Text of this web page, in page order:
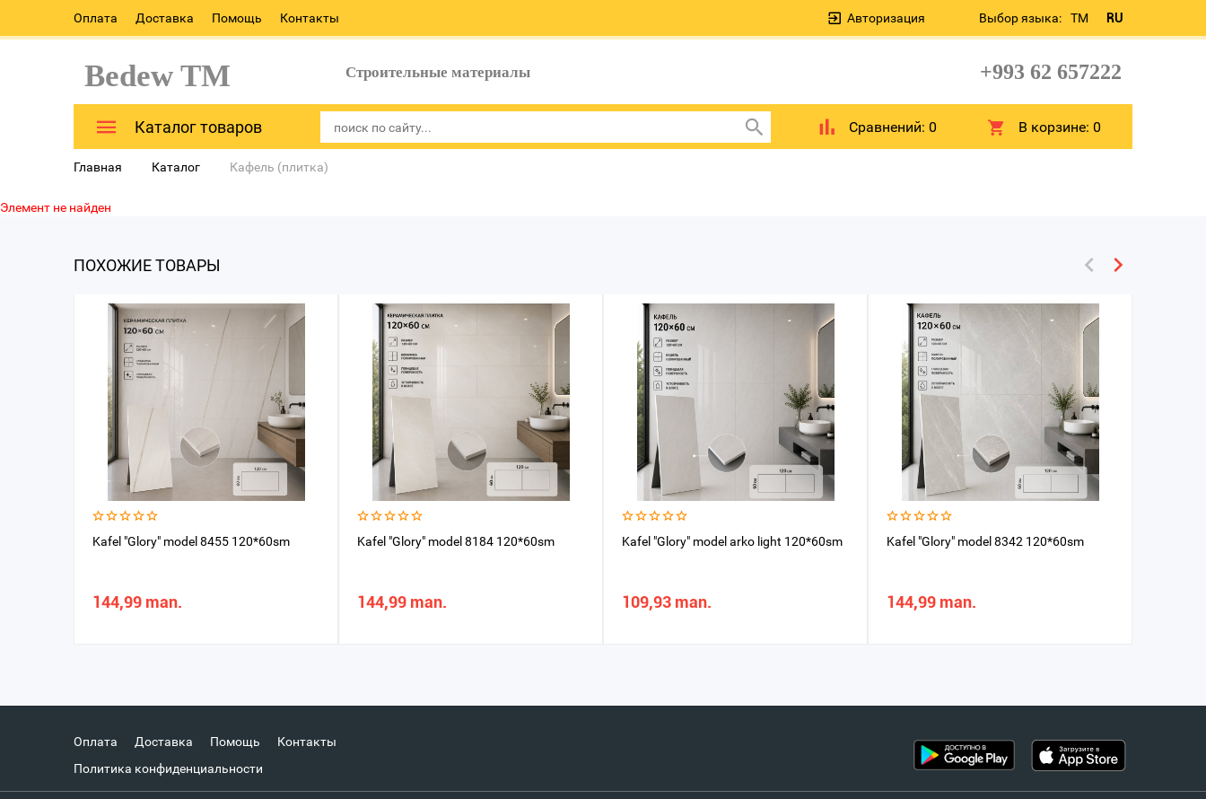
Оплата Доставка Помощь Контакты Выбор языка: TM RU
Авторизация
Bedew TM Строительные материалы +993 62 657222
Каталог товаров Сравнений: 0 В корзине:0
Главная Каталог Кафель (плитка)
Элемент не найден
ПОХОЖИЕ ТОВАРЫ
Kafel "Glory" model 8455 120*60sm
144,99 man.
Kafel "Glory" model 8184 120*60sm
144,99 man.
Kafel "Glory" model arko light 120*60sm
109,93 man.
Kafel "Glory" model 8342 120*60sm
144,99 man.
Оплата Доставка Помощь
Контакты
Политика конфиденциальности